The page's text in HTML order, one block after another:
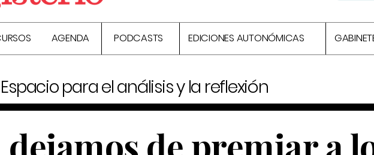
AGENDA PODCASTS EDICIONES AUTONÓMICAS
para el análisis y la reflexión
dejamos de premiar a